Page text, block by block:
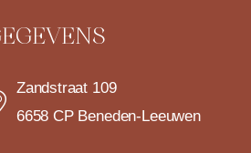
Zandstraat 109
6658 CP Beneden-Leeuwen